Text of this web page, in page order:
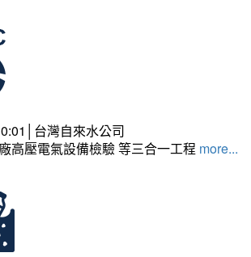
台灣自來水公司
高壓電氣設備檢驗 等三合一工程 more...